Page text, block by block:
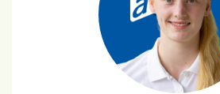
Psychologie
Team: 6. Platz